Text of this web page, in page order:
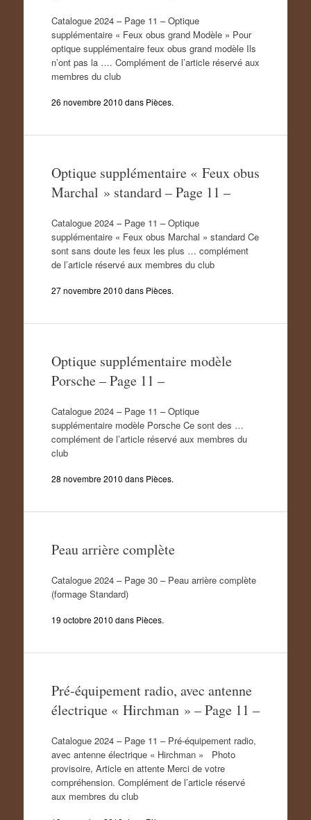
Catalogue 2024 – Page 11 – Optique
supplémentaire « Feux obus grand Modèle » Pour
optique supplémentaire feux obus grand modèle Ils
n’ont pas la …. Complément de l’article réservé aux
membres du club
26 novembre 2010 dans Pièces.
Optique supplémentaire « Feux obus
Marchal » standard – Page 11 –
Catalogue 2024 – Page 11 – Optique
supplémentaire « Feux obus Marchal » standard Ce
sont sans doute les feux les plus … complément
de l’article réservé aux membres du club
27 novembre 2010 dans Pièces.
Optique supplémentaire modèle
Porsche – Page 11 –
Catalogue 2024 – Page 11 – Optique
supplémentaire modèle Porsche Ce sont des …
complément de l’article réservé aux membres du
club
28 novembre 2010 dans Pièces.
Peau arrière complète
Catalogue 2024 – Page 30 – Peau arrière complète
(formage Standard)
19 octobre 2010 dans Pièces.
Pré-équipement radio, avec antenne
électrique « Hirchman » – Page 11 –
Catalogue 2024 – Page 11 – Pré-équipement radio,
avec antenne électrique « Hirchman » Photo
provisoire, Article en attente Merci de votre
compréhension. Complément de l’article réservé
aux membres du club